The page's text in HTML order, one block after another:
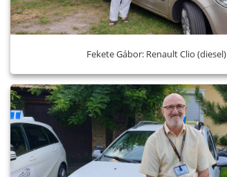
Fekete Gábor: Renault Clio (diesel)